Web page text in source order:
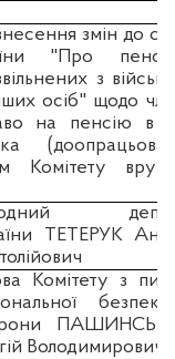
змін до
"Про
з
осіб" щодо
на пенсію в
Комітету
ТЕТЕРУК
Комітету з
Володимирович